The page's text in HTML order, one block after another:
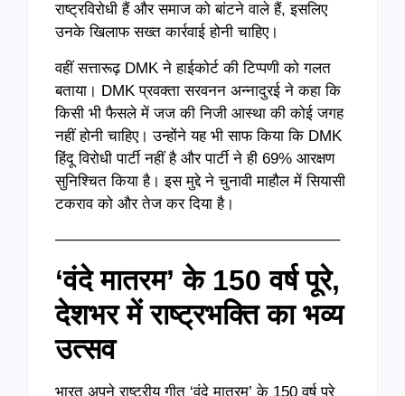
राष्ट्रविरोधी हैं और समाज को बांटने वाले हैं, इसलिए
उनके खिलाफ सख्त कार्रवाई होनी चाहिए।
वहीं सत्तारूढ़ DMK ने हाईकोर्ट की टिप्पणी को गलत
बताया। DMK प्रवक्ता सरवनन अन्नादुरई ने कहा कि
किसी भी फैसले में जज की निजी आस्था की कोई जगह
नहीं होनी चाहिए। उन्होंने यह भी साफ किया कि DMK
हिंदू विरोधी पार्टी नहीं है और पार्टी ने ही 69% आरक्षण
सुनिश्चित किया है। इस मुद्दे ने चुनावी माहौल में सियासी
टकराव को और तेज कर दिया है।
——————————————————–
‘वंदे मातरम’ के 150 वर्ष पूरे,
देशभर में राष्ट्रभक्ति का भव्य
उत्सव
भारत अपने राष्ट्रीय गीत ‘वंदे मातरम’ के 150 वर्ष पूरे